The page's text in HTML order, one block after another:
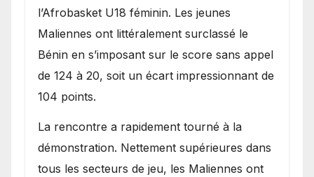
l’Afrobasket U18 féminin. Les jeunes
Maliennes ont littéralement surclassé le
Bénin en s’imposant sur le score sans appel
de 124 à 20, soit un écart impressionnant de
104 points.
La rencontre a rapidement tourné à la
démonstration. Nettement supérieures dans
tous les secteurs de jeu, les Maliennes ont